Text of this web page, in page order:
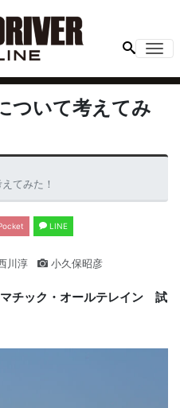
ついて考えてみ
てみた！
LINE
川淳 小久保昭彦
マチック・オールテレイン 試